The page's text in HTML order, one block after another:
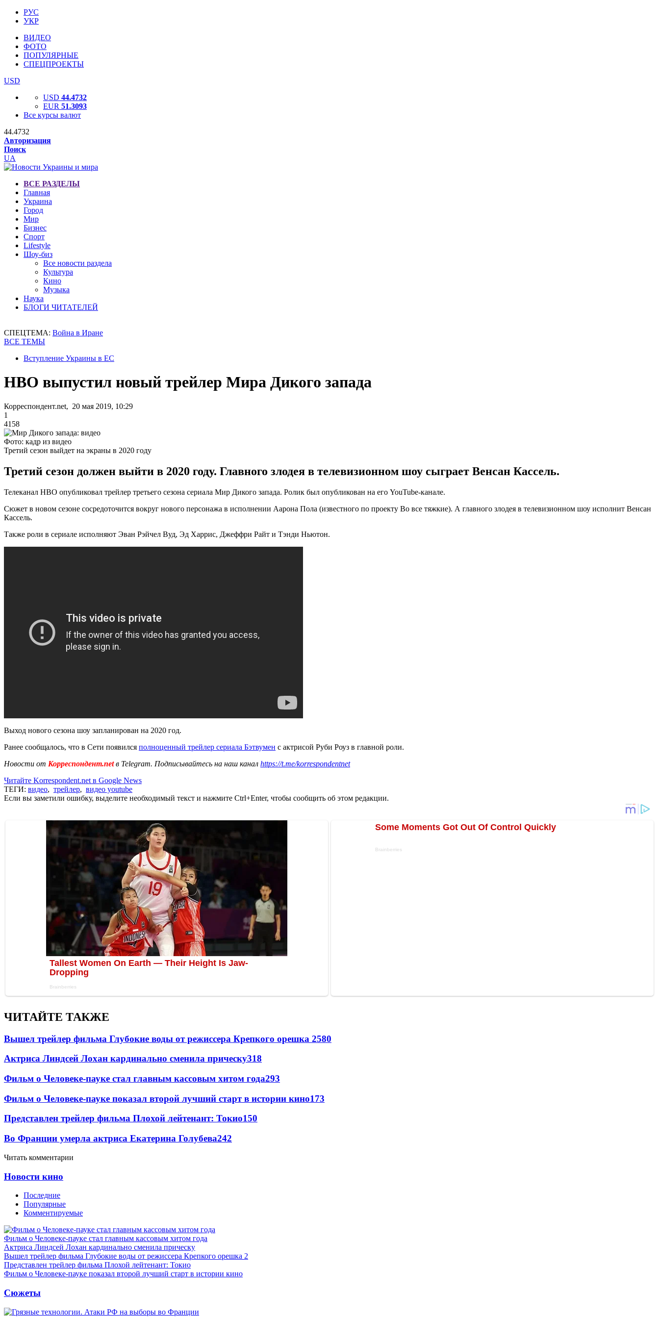
РУС
УКР
ВИДЕО
ФОТО
ПОПУЛЯРНЫЕ
СПЕЦПРОЕКТЫ
USD
USD 44.4732
EUR 51.3093
Все курсы валют
44.4732
Авторизация
Поиск
UA
ВСЕ РАЗДЕЛЫ
Главная
Украина
Город
Мир
Бизнес
Спорт
Lifestyle
Шоу-биз
Все новости раздела
Культура
Кино
Музыка
Наука
БЛОГИ ЧИТАТЕЛЕЙ
СПЕЦТЕМА: Война в Иране
ВСЕ ТЕМЫ
Вступление Украины в ЕС
HBO выпустил новый трейлер Мира Дикого запада
Корреспондент.net, 20 мая 2019, 10:29
1
4158
Фото: кадр из видео
Третий сезон выйдет на экраны в 2020 году
Третий сезон должен выйти в 2020 году. Главного злодея в телевизионном шоу сыграет Венсан Кассель.
Телеканал HBO опубликовал трейлер третьего сезона сериала Мир Дикого запада. Ролик был опубликован на его YouTube-канале.
Сюжет в новом сезоне сосредоточится вокруг нового персонажа в исполнении Аарона Пола (известного по проекту Во все тяжкие). А главного злодея в телевизионном шоу исполнит Венсан
Кассель.
Также роли в сериале исполняют Эван Рэйчел Вуд, Эд Харрис, Джеффри Райт и Тэнди Ньютон.
Выход нового сезона шоу запланирован на 2020 год.
Ранее сообщалось, что в Сети появился полноценный трейлер сериала Бэтвумен с актрисой Руби Роуз в главной роли.
Новости от Корреспондент.netв Telegram. Подписывайтесь на наш канал https://t.me/korrespondentnet
Читайте Korrespondent.net в Google News
ТЕГИ: видео, трейлер, видео youtube
Если вы заметили ошибку, выделите необходимый текст и нажмите Ctrl+Enter, чтобы сообщить об этом редакции.
ЧИТАЙТЕ ТАКЖЕ
Вышел трейлер фильма Глубокие воды от режиссера Крепкого орешка 2580
Актриса Линдсей Лохан кардинально сменила прическу318
Фильм о Человеке-пауке стал главным кассовым хитом года293
Фильм о Человеке-пауке показал второй лучший старт в истории кино173
Представлен трейлер фильма Плохой лейтенант: Токио150
Во Франции умерла актриса Екатерина Голубева242
Читать комментарии
Новости кино
Последние
Популярные
Комментируемые
Фильм о Человеке-пауке стал главным кассовым хитом года
Актриса Линдсей Лохан кардинально сменила прическу
Вышел трейлер фильма Глубокие воды от режиссера Крепкого орешка 2
Представлен трейлер фильма Плохой лейтенант: Токио
Фильм о Человеке-пауке показал второй лучший старт в истории кино
Сюжеты